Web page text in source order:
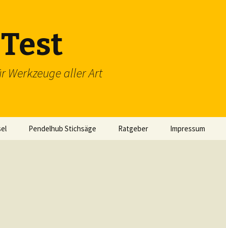
Werkzeuge aller Art
Pendelhub Stichsäge Ratgeber Impressum